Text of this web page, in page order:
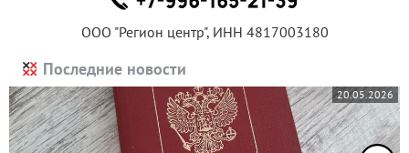
ООО "Регион центр", ИНН 4817003180
Последние новости
20.05.2026